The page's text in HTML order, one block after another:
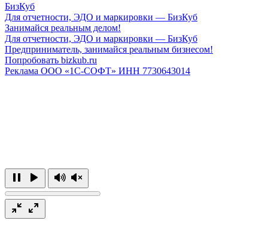
БизКуб
Для отчетности, ЭДО и маркировки — БизКуб
Занимайся реальным делом!
Для отчетности, ЭДО и маркировки — БизКуб
Предприниматель, занимайся реальным бизнесом!
Попробовать bizkub.ru
Реклама ООО «1С-СОФТ» ИНН 7730643014